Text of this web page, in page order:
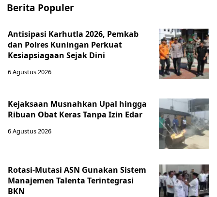
Berita Populer
Antisipasi Karhutla 2026, Pemkab
dan Polres Kuningan Perkuat
Kesiapsiagaan Sejak Dini
6 Agustus 2026
Kejaksaan Musnahkan Upal hingga
Ribuan Obat Keras Tanpa Izin Edar
6 Agustus 2026
Rotasi-Mutasi ASN Gunakan Sistem
Manajemen Talenta Terintegrasi
BKN